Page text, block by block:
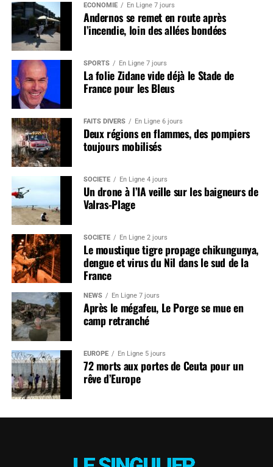
ÉCONOMIE En Ligne 7 jours
Andernos se remet en route après
l’incendie, loin des allées bondées
SPORTS En Ligne 7 jours
La folie Zidane vide déjà le Stade de
France pour les Bleus
FAITS DIVERS En Ligne 6 jours
Deux régions en flammes, des pompiers
toujours mobilisés
SOCIÉTÉ En Ligne 4 jours
Un drone à l’IA veille sur les baigneurs de
Valras-Plage
SOCIÉTÉ En Ligne 2 jours
Le moustique tigre propage chikungunya,
dengue et virus du Nil dans le sud de la
France
NEWS En Ligne 7 jours
Après le mégafeu, Le Porge se mue en
camp retranché
EUROPE En Ligne 5 jours
72 morts aux portes de Ceuta pour un
rêve d’Europe